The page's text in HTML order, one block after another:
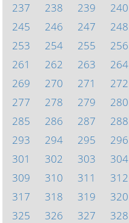
237
238 239 240
245
246 247 248
253
254 255 256
261
262 263 264
269
270 271 272
277
278 279 280
285
286 287 288
293
294 295 296
301
302 303 304
309
310 311 312
317
318 319 320
325
326 327 328